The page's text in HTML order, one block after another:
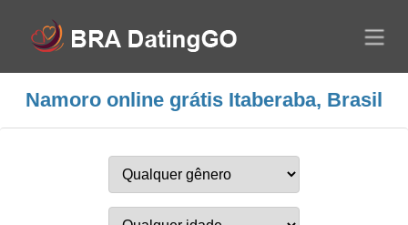
Namoro online grátis Itaberaba, Brasil